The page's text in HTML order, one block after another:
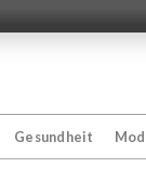
Gesundheit